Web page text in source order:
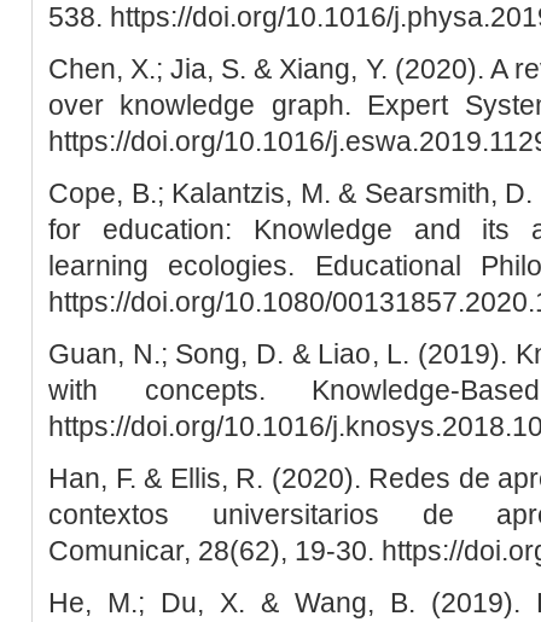
538. https://doi.org/10.1016/
Chen, X.; Jia, S. & Xiang, Y. (2020). A
over knowledge graph. Expert
https://doi.org/10.1016/
Cope, B.; Kalantzis, M. & Searsmith,
for education: Knowledge and its
learning ecologies. Educational
https://doi.org/10.1080/
Guan, N.; Song, D. & Liao, L. (2019).
with concepts. Knowledge-
https://doi.org/10.1016/
Han, F. & Ellis, R. (2020). Redes de
contextos universitarios de
Comunicar, 28(62), 19-30. https://
He, M.; Du, X. & Wang, B. (2019).